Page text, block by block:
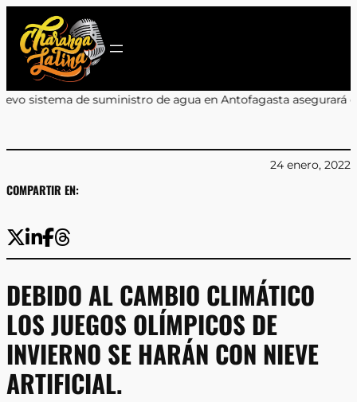
contenido
de agua en Antofagasta asegurará el servicio durante cortes
COMPARTIR EN:
24 enero, 2022
DEBIDO AL CAMBIO CLIMÁTICO
LOS JUEGOS OLÍMPICOS DE
INVIERNO SE HARÁN CON NIEVE
ARTIFICIAL.